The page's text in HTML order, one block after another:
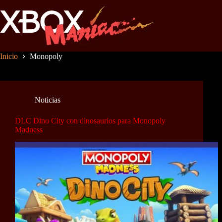
al
contenido
Inicio Monopoly
Noticias
DLC Dino City con dinosaurios para Monopoly
Madness